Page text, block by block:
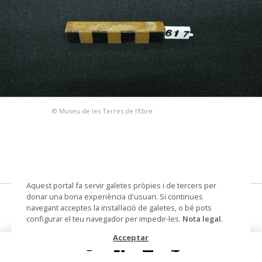
© Museu de les Terres de l'Ebre
penjoll
Datació ferro-ibèric antic
Aquest portal fa servir galetes pròpies i de tercers per
donar una bona experiència d'usuari. Si continues
navegant acceptes la instal·lació de galetes, o bé pots
configurar el teu navegador per impedir-les. Nota legal.
Acceptar